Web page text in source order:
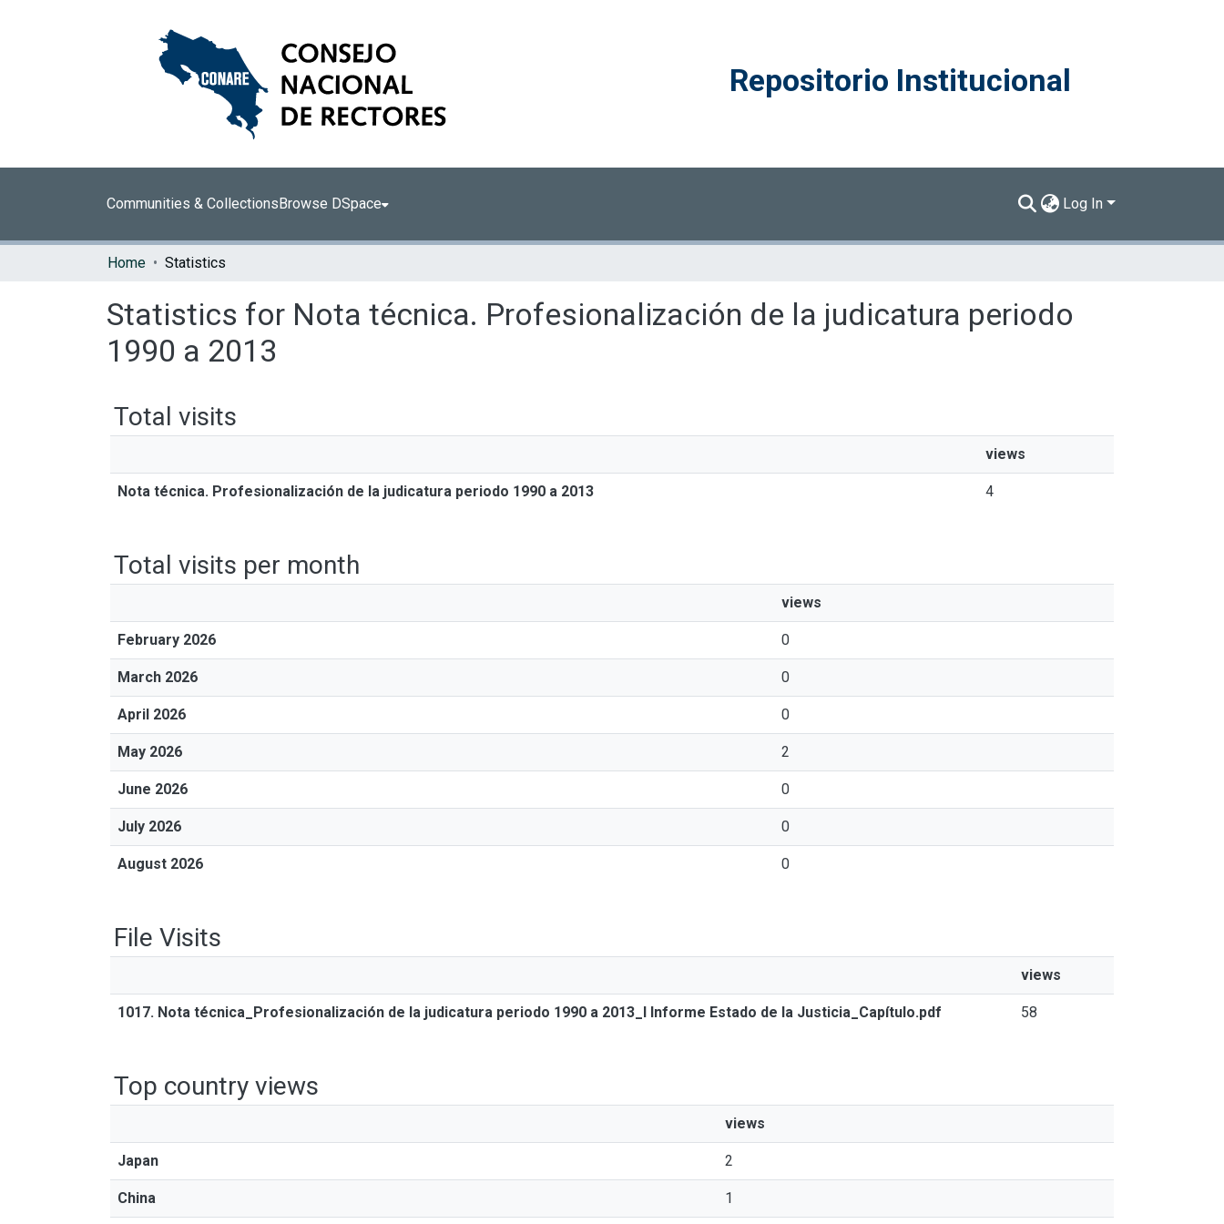
Repositorio Institucional
Communities & CollectionsBrowse DSpace Log In
Home Statistics
Statistics for Nota técnica. Profesionalización de la judicatura periodo
1990 a 2013
Total visits
views
Nota técnica. Profesionalización de la judicatura periodo 1990 a 2013 4
Total visits per month
views
February 2026 0
March 2026 0
April 2026 0
May 2026 2
June 2026 0
July 2026 0
August 2026 0
File Visits
views
1017. Nota técnica_Profesionalización de la judicatura periodo 1990 a 2013_I Informe Estado de la Justicia_Capítulo.pdf 58
Top country views
views
Japan 2
China 1